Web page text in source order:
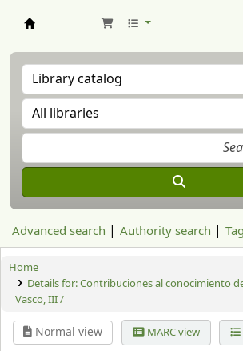
Advanced search Authority search
Home
Details for:Contribuciones al conocimiento
Vasco, III /
Normal view MARC view